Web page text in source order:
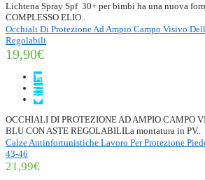
Lichtena Spray Spf 30+ per bimbi ha una nuova
COMPLESSO ELIO..
Occhiali Di Protezione Ad Ampio Campo Visivo
Regolabili
19,90€
OCCHIALI DI PROTEZIONE AD AMPIO CAMPO
BLU CON ASTE REGOLABILILa montatura in PV..
Calze Antinfortunistiche Lavoro Per Protezione
43-46
21,99€